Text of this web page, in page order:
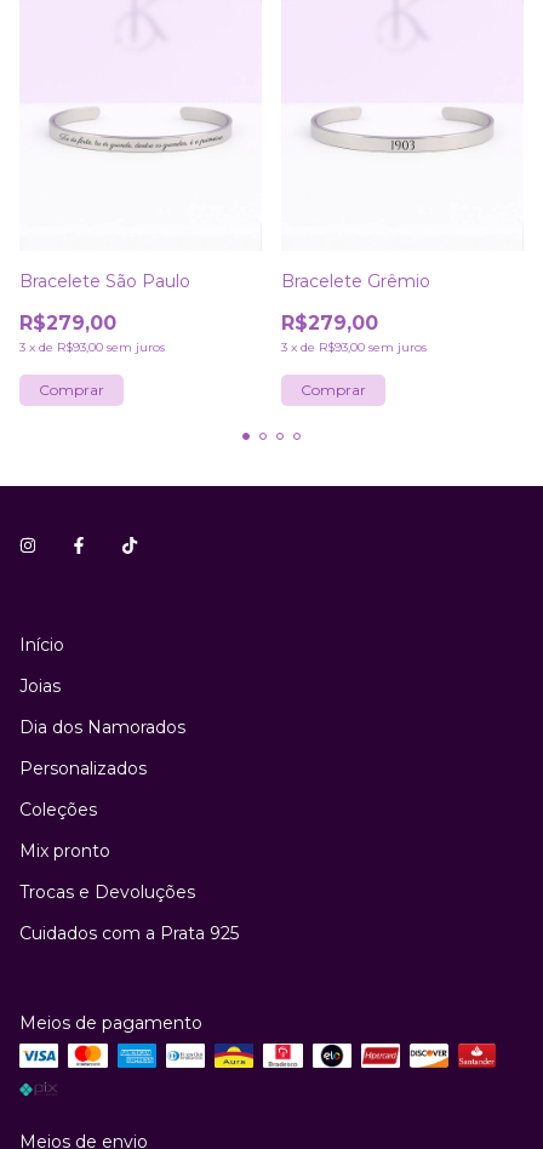
Bracelete São Paulo
R$279,00
3 x de R$93,00 sem juros
Comprar
Bracelete Grêmio
R$279,00
3 x de R$93,00 sem juros
Comprar
Início
Joias
Dia dos Namorados
Personalizados
Coleções
Mix pronto
Trocas e Devoluções
Cuidados com a Prata 925
Meios de pagamento
Meios de envio